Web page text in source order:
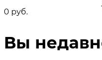
0 руб.
Вы